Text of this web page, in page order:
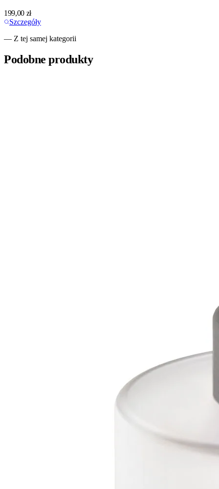
199,00 zł
Szczegóły
— Z tej samej kategorii
Podobne produkty